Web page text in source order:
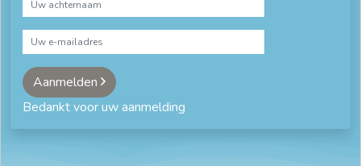
Aanmelden
Bedankt voor uw aanmelding